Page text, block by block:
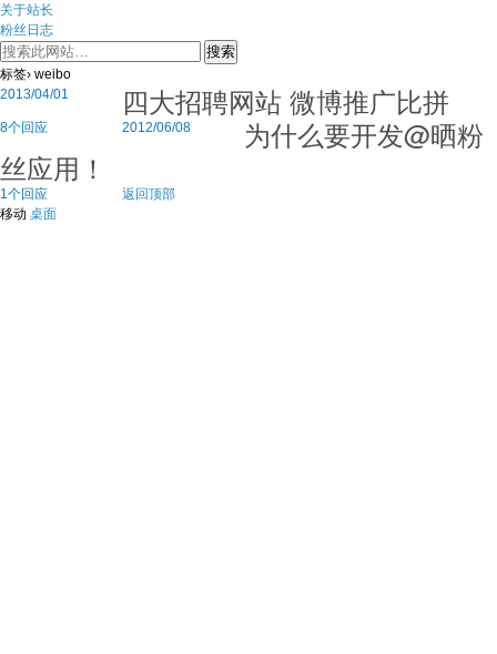
关于站长
粉丝日志
标签› weibo
2013/04/01
四大招聘网站 微博推广比拼
8个回应 2012/06/08
为什么要开发@晒粉
丝应用！
1个回应
返回顶部
移动 桌面